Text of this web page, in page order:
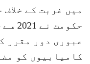
میں غربت کے
عبوری دور مقرر
کامیابیوں کو